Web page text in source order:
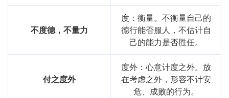
不度德，不量力
度：衡量。不衡量自己的
德行能否服人，不估计自
己的能力是否胜任。
付之度外
度外：心意计度之外。放
在考虑之外，形容不计安
危、成败的行为。